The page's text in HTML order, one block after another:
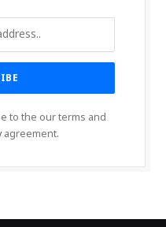
to the our terms and
agreement.